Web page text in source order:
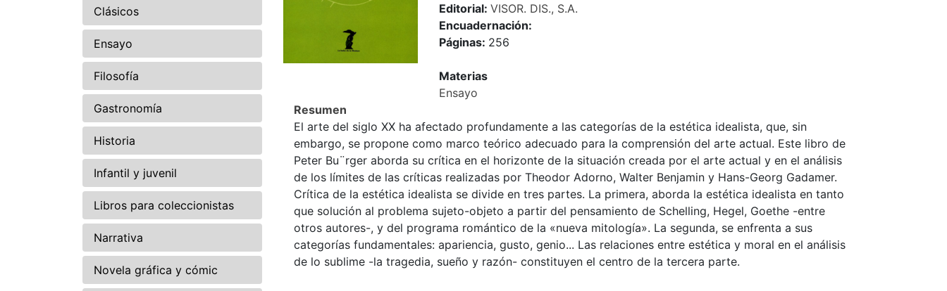
Clásicos
Ensayo
Filosofía
Gastronomía
Historia
Infantil y juvenil
Libros para coleccionistas
Narrativa
Novela gráfica y cómic
Editorial:VISOR. DIS., S.A.
Encuadernación:
Páginas: 256
Materias
Ensayo
Resumen
El arte del siglo XX ha afectado profundamente a las categorías de la estética idealista, que, sin
embargo, se propone como marco teórico adecuado para la comprensión del arte actual. Este libro de
Peter Bu¨rger aborda su crítica en el horizonte de la situación creada por el arte actual y en el análisis
de los límites de las críticas realizadas por Theodor Adorno, Walter Benjamin y Hans-Georg Gadamer.
Crítica de la estética idealista se divide en tres partes. La primera, aborda la estética idealista en tanto
que solución al problema sujeto-objeto a partir del pensamiento de Schelling, Hegel, Goethe -entre
otros autores-, y del programa romántico de la «nueva mitología». La segunda, se enfrenta a sus
categorías fundamentales: apariencia, gusto, genio... Las relaciones entre estética y moral en el análisis
de lo sublime -la tragedia, sueño y razón- constituyen el centro de la tercera parte.